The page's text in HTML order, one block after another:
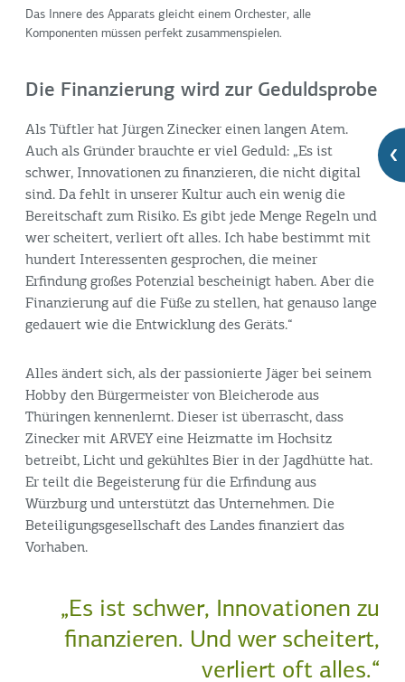
Das Innere des Apparats gleicht einem Orchester, alle
Komponenten müssen perfekt zusammenspielen.
Die Finanzierung wird zur Geduldsprobe
Als Tüftler hat Jürgen Zinecker einen langen Atem.
Auch als Gründer brauchte er viel Geduld: „Es ist
schwer, Innovationen zu finanzieren, die nicht digital
sind. Da fehlt in unserer Kultur auch ein wenig die
Bereitschaft zum Risiko. Es gibt jede Menge Regeln und
wer scheitert, verliert oft alles. Ich habe bestimmt mit
hundert Interessenten gesprochen, die meiner
Erfindung großes Potenzial bescheinigt haben. Aber die
Finanzierung auf die Füße zu stellen, hat genauso lange
gedauert wie die Entwicklung des Geräts.“
Alles ändert sich, als der passionierte Jäger bei seinem
Hobby den Bürgermeister von Bleicherode aus
Thüringen kennenlernt. Dieser ist überrascht, dass
Zinecker mit ARVEY eine Heizmatte im Hochsitz
betreibt, Licht und gekühltes Bier in der Jagdhütte hat.
Er teilt die Begeisterung für die Erfindung aus
Würzburg und unterstützt das Unternehmen. Die
Beteiligungsgesellschaft des Landes finanziert das
Vorhaben.
„Es ist schwer, Innovationen zu
finanzieren. Und wer scheitert,
verliert oft alles.“